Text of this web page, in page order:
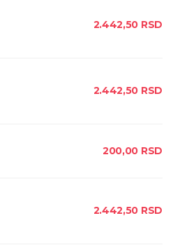
2.442,50 RSD
2.442,50 RSD
200,00 RSD
2.442,50 RSD